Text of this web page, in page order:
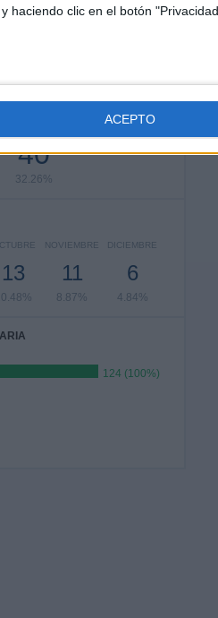
haciendo clic en el botón
ACEPTO
40
32.26%
13
NOVIEMBRE
11
8.87%
DICIEMBRE
6
4.84%
124 (100%)